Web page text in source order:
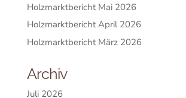
Holzmarktbericht Mai 2026
Holzmarktbericht April 2026
Holzmarktbericht März 2026
Archiv
Juli 2026